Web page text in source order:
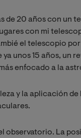
de 20 años con un
con mi
el telescopio por
unos 15 años, un
enfocado a la
y la aplicación
observatorio. La